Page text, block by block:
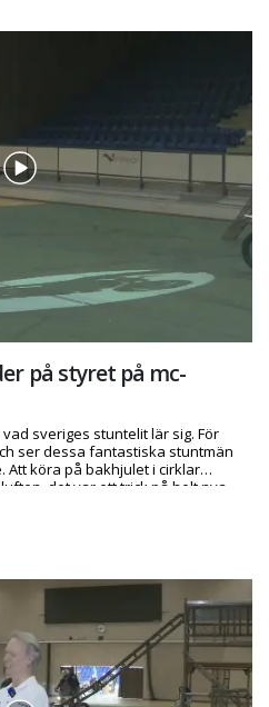
på styret på mc-
sveriges stuntelit lär sig. För
ser dessa fantastiska stuntmän
Att köra på bakhjulet i cirklar
det var ett trick på helt nya